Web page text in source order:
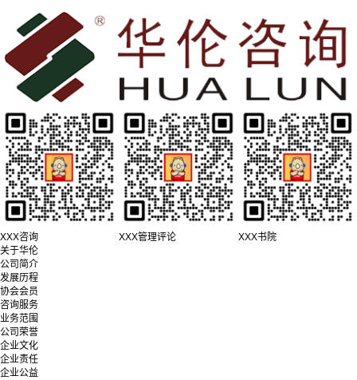
XXX咨询 XXX管理评论
XXX书院
关于华伦
公司简介
发展历程
协会会员
咨询服务
业务范围
公司荣誉
企业文化
企业责任
企业公益